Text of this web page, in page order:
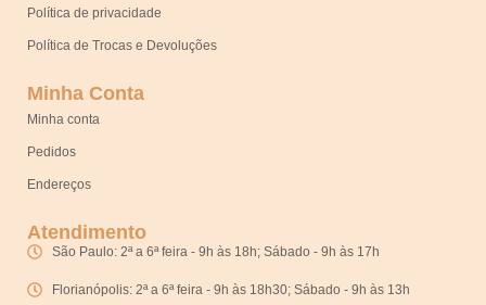
Política de privacidade
Política de Trocas e Devoluções
Minha Conta
Minha conta
Pedidos
Endereços
Atendimento
São Paulo: 2ª a 6ª feira - 9h às 18h; Sábado - 9h às 17h
Florianópolis: 2ª a 6ª feira - 9h às 18h30; Sábado - 9h às 13h